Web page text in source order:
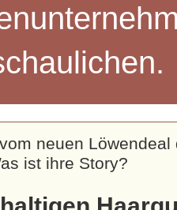
neuen
ist ihre Story?